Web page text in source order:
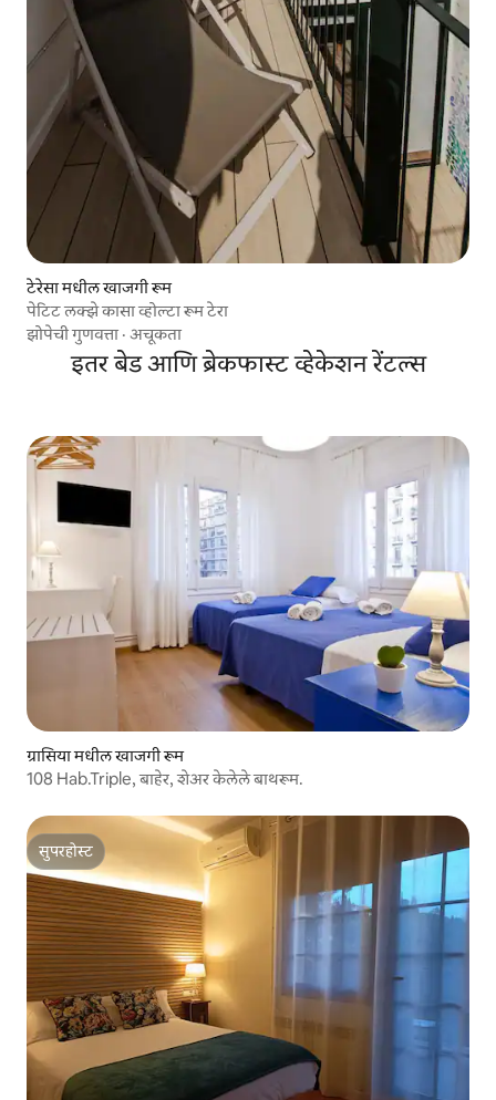
टेरेसा मधील खाजगी रूम
पेटिट लक्झे कासा व्होल्टा रूम टेरा
झोपेची गुणवत्ता · अचूकता
इतर बेड आणि ब्रेकफास्ट व्हेकेशन रेंटल्स
ग्रासिया मधील खाजगी रूम
108 Hab.Triple, बाहेर, शेअर केलेले बाथरूम.
सुपरहोस्ट
सुपरहोस्ट